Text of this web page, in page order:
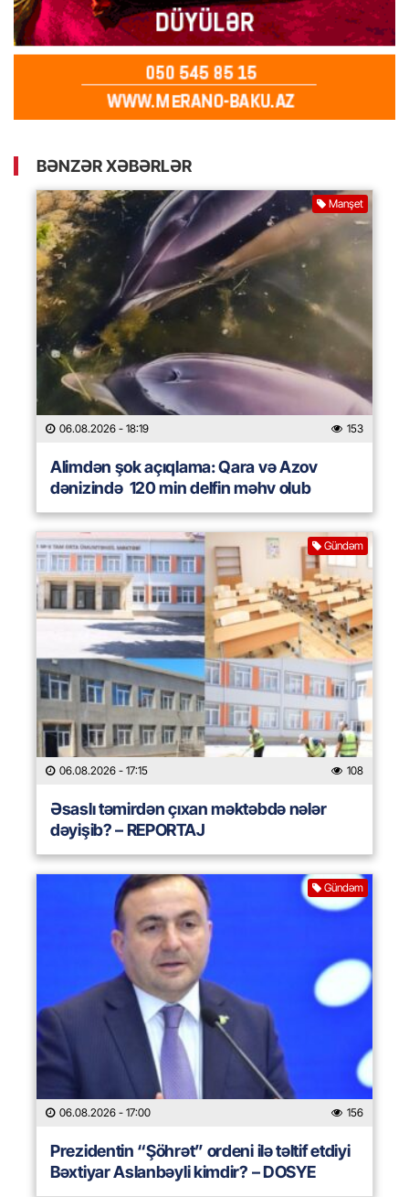
BƏNZƏR XƏBƏRLƏR
Manşet
06.08.2026 - 18:19 153
Alimdən şok açıqlama: Qara və Azov
dənizində 120 min delfin məhv olub
Gündəm
06.08.2026 - 17:15 108
Əsaslı təmirdən çıxan məktəbdə nələr
dəyişib? – REPORTAJ
Gündəm
06.08.2026 - 17:00 156
Prezidentin “Şöhrət” ordeni ilə təltif etdiyi
Bəxtiyar Aslanbəyli kimdir? – DOSYE